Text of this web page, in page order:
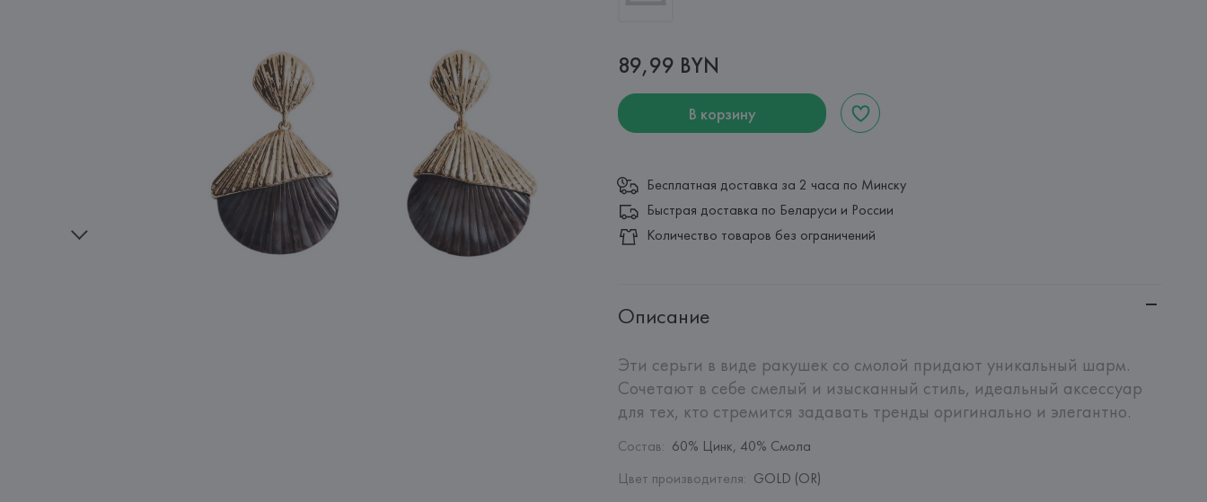
89,99 BYN
В корзину
Бесплатная доставка за 2 часа по Минску
Быстрая доставка по Беларуси и России
Количество товаров без ограничений
Описание
Эти серьги в виде ракушек со смолой придают уникальный шарм.
Сочетают в себе смелый и изысканный стиль, идеальный аксессуар
для тех, кто стремится задавать тренды оригинально и элегантно.
Состав: 60% Цинк, 40% Смола
Цвет производителя: GOLD (OR)